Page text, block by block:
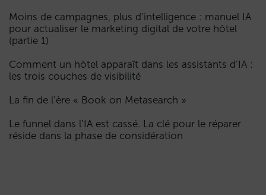
Moins de campagnes, plus d’intelligence : manuel IA
pour actualiser le marketing digital de votre hôtel
(partie 1)
Comment un hôtel apparaît dans les assistants d’IA :
les trois couches de visibilité
La fin de l’ère « Book on Metasearch »
Le funnel dans l’IA est cassé. La clé pour le réparer
réside dans la phase de considération